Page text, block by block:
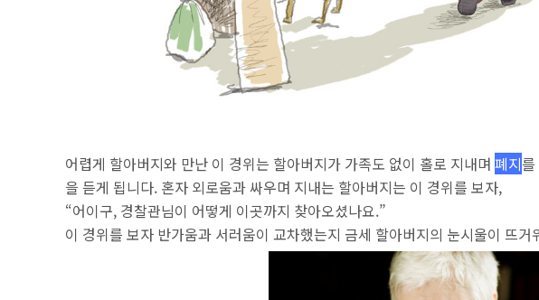
어렵게 할아버지와 만난 이 경위는 할아버지가 가족도 없이 홀로 지내며 폐지
을 듣게 됩니다. 혼자 외로움과 싸우며 지내는 할아버지는 이 경위를 보자,
“어이구, 경찰관님이 어떻게 이곳까지 찾아오셨나요.”
이 경위를 보자 반가움과 서러움이 교차했는지 금세 할아버지의 눈시울이 뜨거